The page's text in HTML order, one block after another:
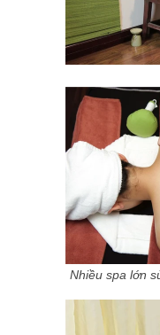
Nhiều spa lớn